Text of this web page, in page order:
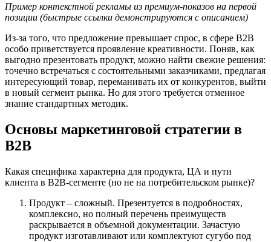
Пример контекстной рекламы из премиум-показов на первой
позиции (быстрые ссылки демонстрируются с описанием)
Из-за того, что предложение превышает спрос, в сфере B2B
особо приветствуется проявление креативности. Поняв, как
выгодно презентовать продукт, можно найти свежие решения:
точечно встречаться с состоятельными заказчиками, предлагая
интересующий товар, переманивать их от конкурентов, выйти
в новый сегмент рынка. Но для этого требуется отменное
знание стандартных методик.
Основы маркетинговой стратегии в
B2B
Какая специфика характерна для продукта, ЦА и пути
клиента в B2B-сегменте (но не на потребительском рынке)?
Продукт – сложный. Презентуется в подробностях,
комплексно, но полный перечень преимуществ
раскрывается в объемной документации. Зачастую
продукт изготавливают или комплектуют сугубо под